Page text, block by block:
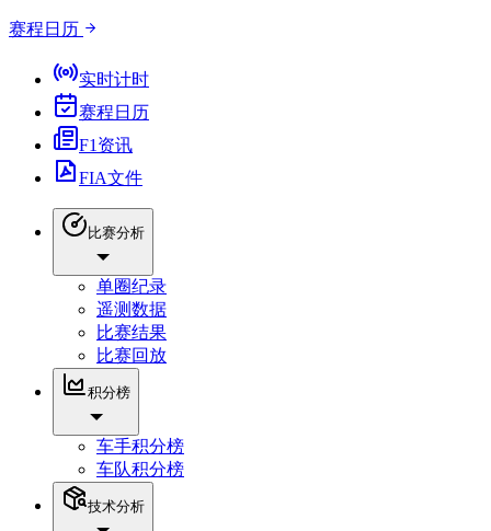
赛程日历
实时计时
赛程日历
F1资讯
FIA文件
比赛分析
单圈纪录
遥测数据
比赛结果
比赛回放
积分榜
车手积分榜
车队积分榜
技术分析